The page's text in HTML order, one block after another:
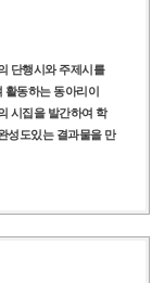
단행시와 주제시를
활동하는 동아리이
시집을 발간하여 학
성도있는 결과물을 만